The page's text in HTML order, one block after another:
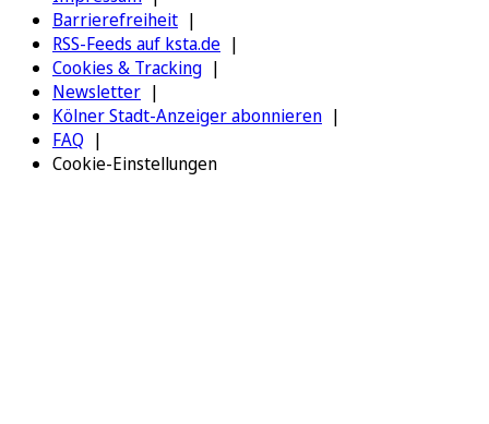
Barrierefreiheit
RSS-Feeds auf ksta.de
Cookies & Tracking
Newsletter
Kölner Stadt-Anzeiger abonnieren
FAQ
Cookie-Einstellungen